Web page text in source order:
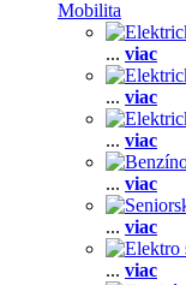
Mobilita
... viac
... viac
... viac
... viac
... viac
... viac